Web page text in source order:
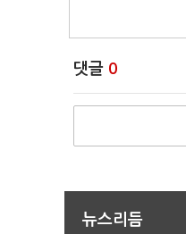
댓글 0
뉴스리듬